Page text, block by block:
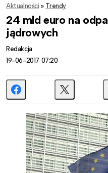
Aktualności » Trendy
24 mld euro na
jądrowych
Redakcja
19-06-2017 07:20